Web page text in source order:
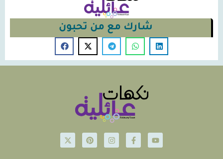
شارك مع من تحبون